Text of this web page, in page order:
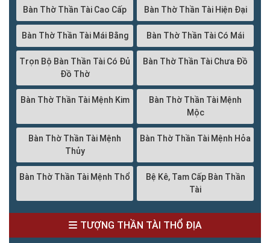
Bàn Thờ Thần Tài Cao Cấp Bàn Thờ Thần Tài Hiện Đại
Bàn Thờ Thần Tài Mái Bằng Bàn Thờ Thần Tài Có Mái
Trọn Bộ Bàn Thần Tài Có Đủ
Đồ Thờ
Bàn Thờ Thần Tài Chưa Đồ
Bàn Thờ Thần Tài Mệnh Kim
Bàn Thờ Thần Tài Mệnh
Mộc
Bàn Thờ Thần Tài Mệnh
Thủy
Bàn Thờ Thần Tài Mệnh Hỏa
Bàn Thờ Thần Tài Mệnh Thổ
Bệ Kê, Tam Cấp Bàn Thần
Tài
TƯỢNG THẦN TÀI THỔ ĐỊA